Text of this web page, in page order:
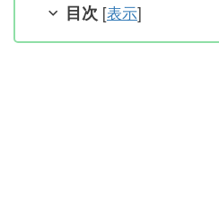
目次 [表示]